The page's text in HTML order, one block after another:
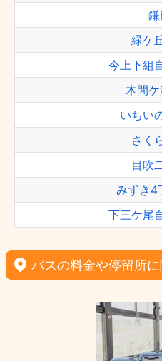
鎌
緑ケ
今上下組
木間
いちい
さく
目吹
みずき4
下三ケ尾
バスの料金や停留所